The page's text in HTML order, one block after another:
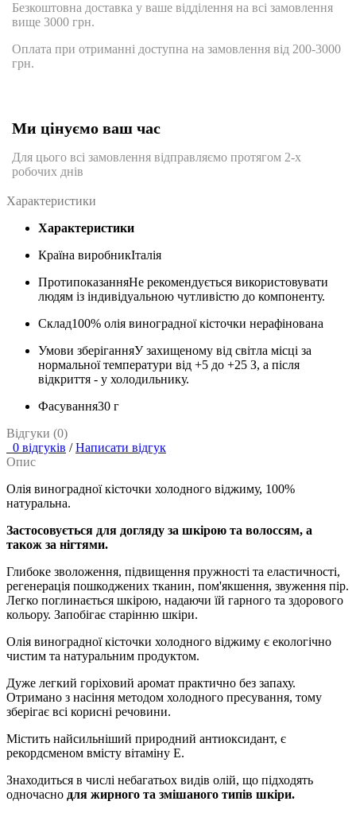
Безкоштовна доставка у ваше відділення на всі замовлення
вище 3000 грн.
Оплата при отриманні доступна на замовлення від 200-3000
грн.
Ми цінуємо ваш час
Для цього всі замовлення відправляємо протягом 2-х
робочих днів
Характеристики
Характеристики
Країна виробникІталія
ПротипоказанняНе рекомендується використовувати
людям із індивідуальною чутливістю до компоненту.
Склад100% олія виноградної кісточки нерафінована
Умови зберіганняУ захищеному від світла місці за
нормальної температури від +5 до +25 З, а після
відкриття - у холодильнику.
Фасування30 г
Відгуки (0)
0 відгуків / Написати відгук
Опис
Олія виноградної кісточки холодного віджиму, 100%
натуральна.
Застосовується для догляду за шкірою та волоссям, а
також за нігтями.
Глибоке зволоження, підвищення пружності та еластичності,
регенерація пошкоджених тканин, пом'якшення, звуження пір.
Легко поглинається шкірою, надаючи їй гарного та здорового
кольору. Запобігає старінню шкіри.
Олія виноградної кісточки холодного віджиму є екологічно
чистим та натуральним продуктом.
Дуже легкий горіховий аромат практично без запаху.
Отримано з насіння методом холодного пресування, тому
зберігає всі корисні речовини.
Містить найсильніший природний антиоксидант, є
рекордсменом вмісту вітаміну Е.
Знаходиться в числі небагатьох видів олій, що підходять
одночасно для жирного та змішаного типів шкіри.